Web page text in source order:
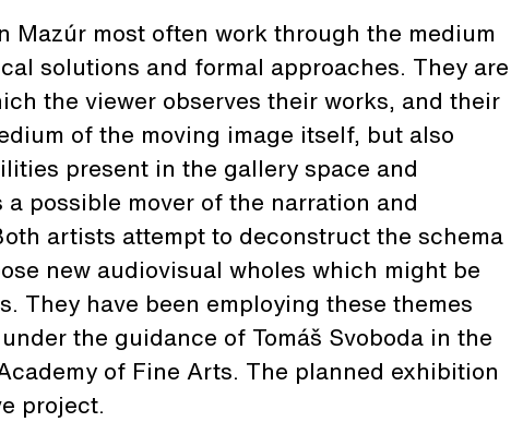
Mazúr most often work through the medium
solutions and formal approaches. They are
the viewer observes their works, and their
of the moving image itself, but also
present in the gallery space and
possible mover of the narration and
artists attempt to deconstruct the schema
new audiovisual wholes which might be
They have been employing these themes
the guidance of Tomáš Svoboda in the
of Fine Arts. The planned exhibition
project.